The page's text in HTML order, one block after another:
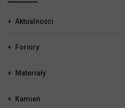
Aktualności
Forniry
Materiały
Kamień